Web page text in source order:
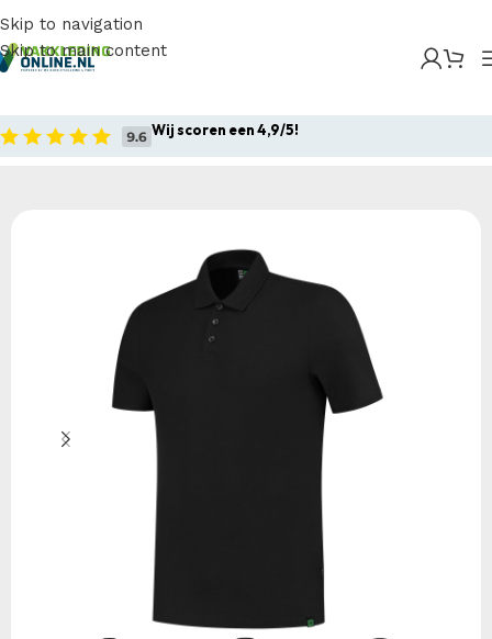
Skip to navigation
Skip to main content
Wij scoren een 4,9/5!
Poloshirts/ Tricorp – Poloshirt Fitted Rewear